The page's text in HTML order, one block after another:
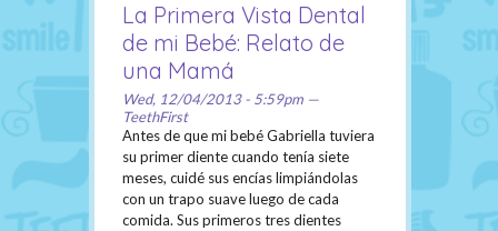
La Primera Vista Dental
de mi Bebé: Relato de
una Mamá
Wed, 12/04/2013 - 5:59pm —
TeethFirst
Antes de que mi bebé Gabriella tuviera
su primer diente cuando tenía siete
meses, cuidé sus encías limpiándolas
con un trapo suave luego de cada
comida. Sus primeros tres dientes